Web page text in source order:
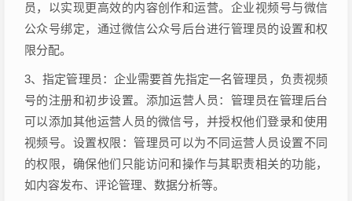
员，以实现更高效的内容创作和运营。企业视频号与微信
公众号绑定，通过微信公众号后台进行管理员的设置和权
限分配。
3、指定管理员：企业需要首先指定一名管理员，负责视频
号的注册和初步设置。添加运营人员：管理员在管理后台
可以添加其他运营人员的微信号，并授权他们登录和使用
视频号。设置权限：管理员可以为不同运营人员设置不同
的权限，确保他们只能访问和操作与其职责相关的功能，
如内容发布、评论管理、数据分析等。